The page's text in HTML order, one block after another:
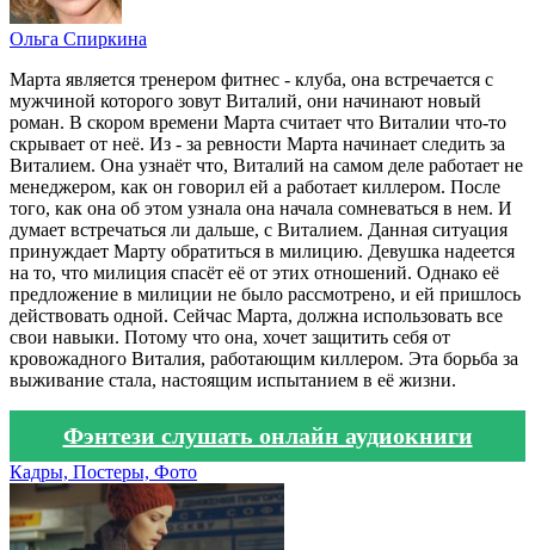
Ольга Спиркина
Марта является тренером фитнес - клуба, она встречается с
мужчиной которого зовут Виталий, они начинают новый
роман. В скором времени Марта считает что Виталии что-то
скрывает от неё. Из - за ревности Марта начинает следить за
Виталием. Она узнаёт что, Виталий на самом деле работает не
менеджером, как он говорил ей а работает киллером. После
того, как она об этом узнала она начала сомневаться в нем. И
думает встречаться ли дальше, с Виталием. Данная ситуация
принуждает Марту обратиться в милицию. Девушка надеется
на то, что милиция спасёт её от этих отношений. Однако её
предложение в милиции не было рассмотрено, и ей пришлось
действовать одной. Сейчас Марта, должна использовать все
свои навыки. Потому что она, хочет защитить себя от
кровожадного Виталия, работающим киллером. Эта борьба за
выживание стала, настоящим испытанием в её жизни.
Фэнтези слушать онлайн аудиокниги
Кадры, Постеры, Фото